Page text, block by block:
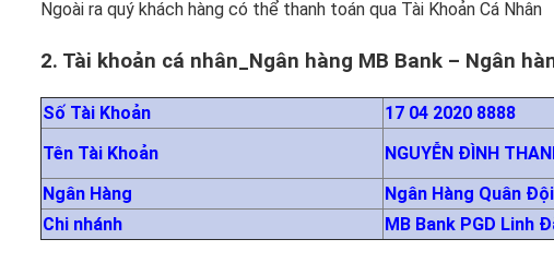
Ngoài ra quý khách hàng có thể thanh toán qua Tài Khoản Cá Nhân
2. Tài khoản cá nhân_Ngân hàng MB Bank – Ngân
Số Tài Khoản
17 04 2020 8888
Tên Tài Khoản
NGUYỄN ĐÌNH
Ngân Hàng
Ngân Hàng Quân
Chi nhánh
MB Bank PGD Linh